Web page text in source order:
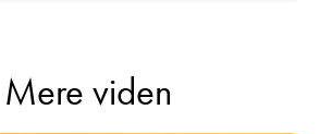
Mere viden